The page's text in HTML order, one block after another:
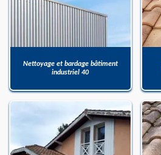
Nettoyage et bardage bâtiment
industriel 40